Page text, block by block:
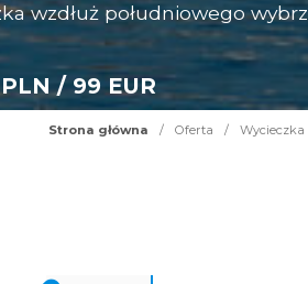
wzdłuż południowego
/ 99 EUR
Strona główna / Oferta / Wycieczka